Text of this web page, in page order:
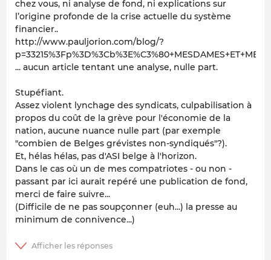
chez vous, ni analyse de fond, ni explications sur
l’origine profonde de la crise actuelle du système
financier..
http://www.pauljorion.com/blog/?
... aucun article tentant une analyse, nulle part.
Stupéfiant.
Assez violent lynchage des syndicats, culpabilisation à
propos du coût de la grève pour l'économie de la
nation, aucune nuance nulle part (par exemple
"combien de Belges grévistes non-syndiqués"?).
Et, hélas hélas, pas d'ASI belge à l'horizon.
Dans le cas où un de mes compatriotes - ou non -
passant par ici aurait repéré une publication de fond,
merci de faire suivre...
(Difficile de ne pas soupçonner (euh...) la presse au
minimum de connivence...)